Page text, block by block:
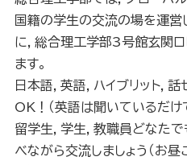
国籍の学生の交流の場を運営
に，総合理工学部3号館玄関
ます。
日本語，英語，ハイブリット，
OK！（英語は聞いているだけ
留学生，学生，教職員どなた
べながら交流しましょう（お